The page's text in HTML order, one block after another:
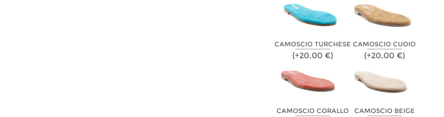
CAMOSCIO TURCHESE
(+20,00 €)
CAMOSCIO CUOIO
(+20,00 €)
CAMOSCIO CORALLO CAMOSCIO BEIGE